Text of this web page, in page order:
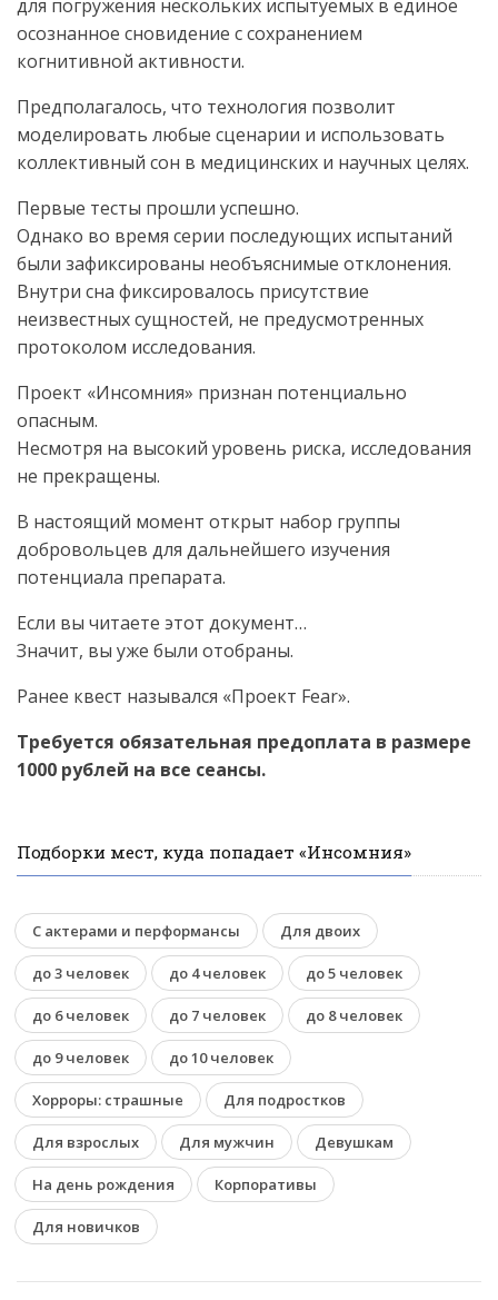
для погружения нескольких испытуемых в единое
осознанное сновидение с сохранением
когнитивной активности.
Предполагалось, что технология позволит
моделировать любые сценарии и использовать
коллективный сон в медицинских и научных целях.
Первые тесты прошли успешно.
Однако во время серии последующих испытаний
были зафиксированы необъяснимые отклонения.
Внутри сна фиксировалось присутствие
неизвестных сущностей, не предусмотренных
протоколом исследования.
Проект «Инсомния» признан потенциально
опасным.
Несмотря на высокий уровень риска, исследования
не прекращены.
В настоящий момент открыт набор группы
добровольцев для дальнейшего изучения
потенциала препарата.
Если вы читаете этот документ…
Значит, вы уже были отобраны.
Ранее квест назывался «Проект Fear».
Требуется обязательная предоплата в размере
1000 рублей на все сеансы.
Подборки мест, куда попадает «Инсомния»
С актерами и перформансы Для двоих
до 3 человек до 4 человек до 5 человек
до 6 человек до 7 человек до 8 человек
до 9 человек до 10 человек
Хорроры: страшные Для подростков
Для взрослых Для мужчин Девушкам
На день рождения Корпоративы
Для новичков